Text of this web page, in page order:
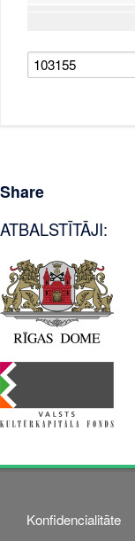
Share
ATBALSTĪTĀJI:
Konfidencialitāte